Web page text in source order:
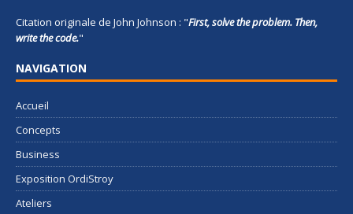
Citation originale de John Johnson : "First, solve the problem. Then,
write the code."
NAVIGATION
Accueil
Concepts
Business
Exposition OrdiStroy
Ateliers